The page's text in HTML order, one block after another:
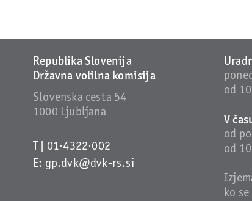
Republika Slovenija
Državna volilna komisija
Slovenska cesta 54
1000 Ljubljana
T | 01·4322·002
E: gp.dvk@dvk-rs.si
od
V
od
od
ko